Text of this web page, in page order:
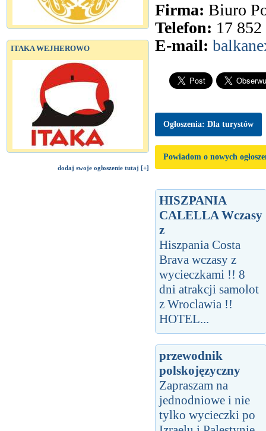
ITAKA WEJHEROWO
dodaj swoje ogłoszenie tutaj [+]
Firma: Biuro
Telefon: 17
E-mail:
Ogłoszenia: Dla turystów
Powiadom o nowych
HISZPANIA
CALELLA Wczasy
z
Hiszpania Costa
Brava wczasy z
wycieczkami !! 8
dni atrakcji samolot
z Wroclawia !!
HOTEL...
przewodnik
polskojęzyczny
Zapraszam na
jednodniowe i nie
tylko wycieczki po